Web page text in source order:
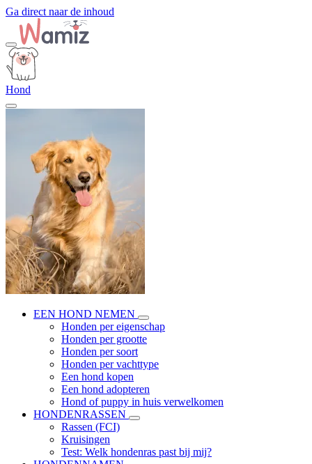
Ga direct naar de inhoud
Hond
EEN HOND NEMEN
Honden per eigenschap
Honden per grootte
Honden per soort
Honden per vachttype
Een hond kopen
Een hond adopteren
Hond of puppy in huis verwelkomen
HONDENRASSEN
Rassen (FCI)
Kruisingen
Test: Welk hondenras past bij mij?